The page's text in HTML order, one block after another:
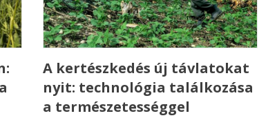
A kertészkedés új távlatokat
nyit: technológia találkozása
a természetességgel